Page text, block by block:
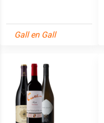
Gall en Gall